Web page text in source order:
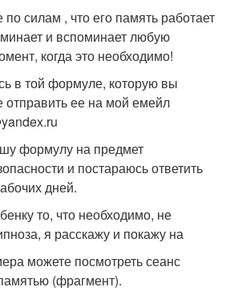
силам , что его память работает
и вспоминает любую
когда это необходимо!
в той формуле, которую вы
отправить ее на мой емейл
формулу на предмет
и постараюсь ответить
дней.
то, что необходимо, не
я расскажу и покажу на
можете посмотреть сеанс
(фрагмент).